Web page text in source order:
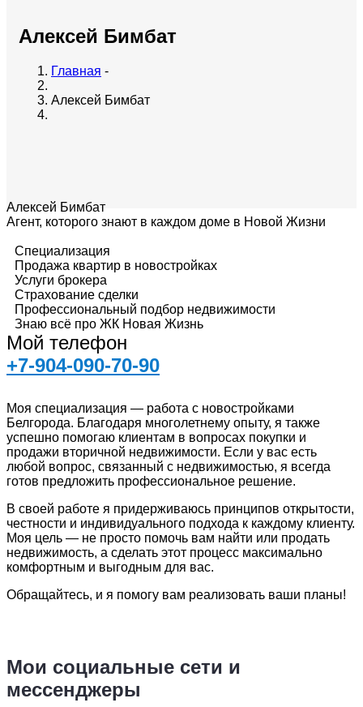
Алексей Бимбат
Главная -
Алексей Бимбат
Алексей Бимбат
Агент, которого знают в каждом доме в Новой Жизни
Специализация
Продажа квартир в новостройках
Услуги брокера
Страхование сделки
Профессиональный подбор недвижимости
Знаю всё про ЖК Новая Жизнь
Мой телефон
+7-904-090-70-90
Моя специализация — работа с новостройками
Белгорода. Благодаря многолетнему опыту, я также
успешно помогаю клиентам в вопросах покупки и
продажи вторичной недвижимости. Если у вас есть
любой вопрос, связанный с недвижимостью, я всегда
готов предложить профессиональное решение.
В своей работе я придерживаюсь принципов открытости,
честности и индивидуального подхода к каждому клиенту.
Моя цель — не просто помочь вам найти или продать
недвижимость, а сделать этот процесс максимально
комфортным и выгодным для вас.
Обращайтесь, и я помогу вам реализовать ваши планы!
Мои социальные сети и
мессенджеры